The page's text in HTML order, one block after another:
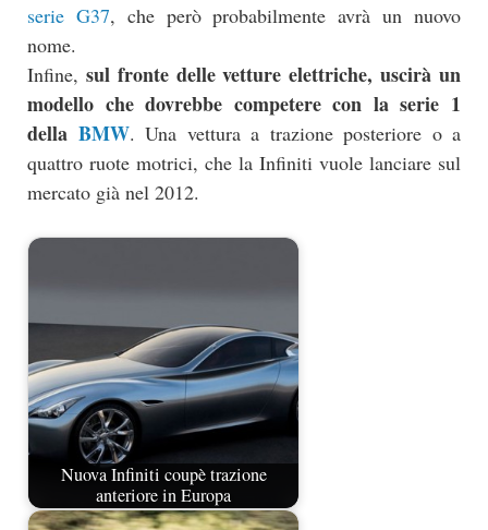
serie G37, che però probabilmente avrà un nuovo
nome.
Infine, sul fronte delle vetture elettriche, uscirà un
modello che dovrebbe competere con la serie 1
della BMW. Una vettura a trazione posteriore o a
quattro ruote motrici, che la Infiniti vuole lanciare sul
mercato già nel 2012.
Nuova Infiniti coupè trazione
anteriore in Europa